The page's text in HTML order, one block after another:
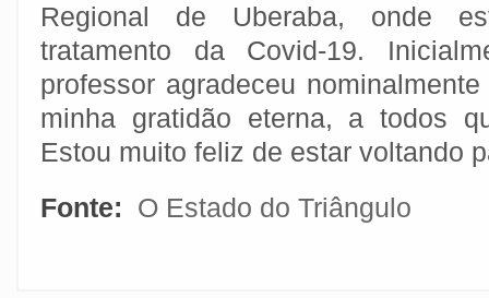
Regional de Uberaba, onde
tratamento da Covid-19.
professor agradeceu
minha gratidão eterna, a todos
Estou muito feliz de estar voltando
Fonte:
O Estado do Triângulo